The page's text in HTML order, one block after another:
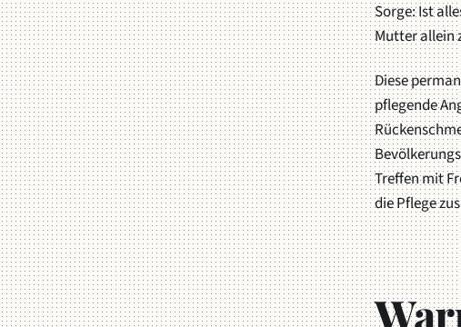
Sorge:Ist
Mutter allein
Diese
pflegende
Treffen mit
die Pflege